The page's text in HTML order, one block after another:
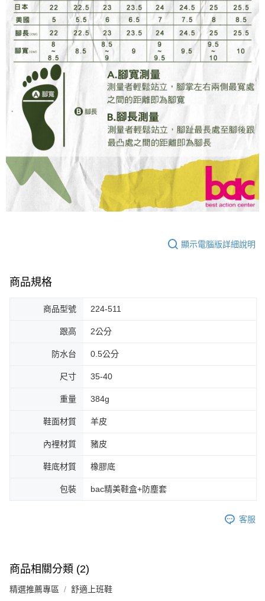
顯示電腦版詳細說明
商品規格
商品型號 224-511
跟高 2公分
防水台 0.5公分
尺寸 35-40
重量 384g
鞋面材質 羊皮
內裡材質 豬皮
鞋底材質 橡膠底
包裝 bac精美鞋盒+防塵套
客服
商品相關分類 (2)
精選推薦專區 舒適上班鞋